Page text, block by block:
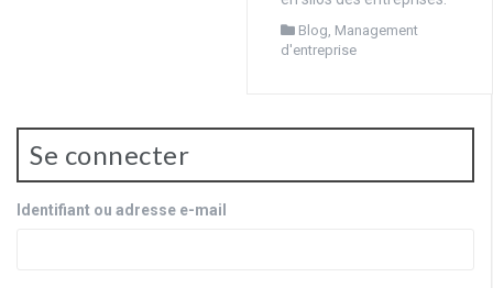
Blog, Management
d'entreprise
Se connecter
Identifiant ou adresse e-mail